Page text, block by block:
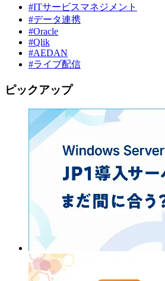
#ITサービスマネジメント
#データ連携
#Oracle
#Qlik
#AEDAN
#ライブ配信
ピックアップ